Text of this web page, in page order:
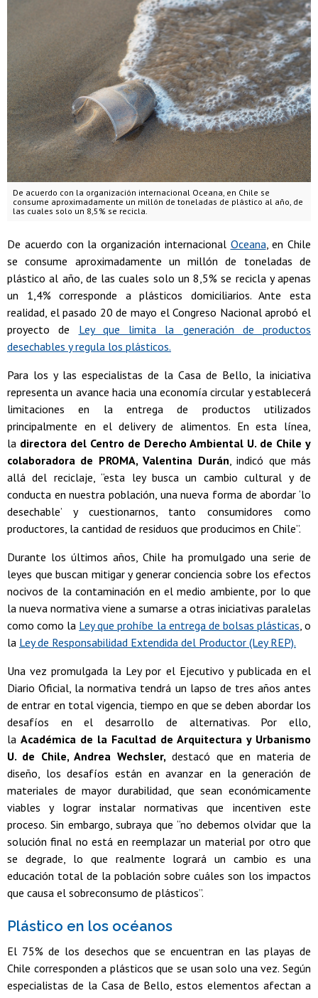
De acuerdo con la organización internacional Oceana, en Chile se
consume aproximadamente un millón de toneladas de plástico al año, de
las cuales solo un 8,5% se recicla.
De acuerdo con la organización internacional Oceana, en Chile
se consume aproximadamente un millón de toneladas de
plástico al año, de las cuales solo un 8,5% se recicla y apenas
un 1,4% corresponde a plásticos domiciliarios. Ante esta
realidad, el pasado 20 de mayo el Congreso Nacional aprobó el
proyecto de Ley que limita la generación de productos
desechables y regula los plásticos.
Para los y las especialistas de la Casa de Bello, la iniciativa
representa un avance hacia una economía circular y establecerá
limitaciones en la entrega de productos utilizados
principalmente en el delivery de alimentos. En esta línea,
la directora del Centro de Derecho Ambiental U. de Chile y
colaboradora de PROMA, Valentina Durán, indicó que más
allá del reciclaje, “esta ley busca un cambio cultural y de
conducta en nuestra población, una nueva forma de abordar ‘lo
desechable’ y cuestionarnos, tanto consumidores como
productores, la cantidad de residuos que producimos en Chile”.
Durante los últimos años, Chile ha promulgado una serie de
leyes que buscan mitigar y generar conciencia sobre los efectos
nocivos de la contaminación en el medio ambiente, por lo que
la nueva normativa viene a sumarse a otras iniciativas paralelas
como como la Ley que prohíbe la entrega de bolsas plásticas, o
la Ley de Responsabilidad Extendida del Productor (Ley REP).
Una vez promulgada la Ley por el Ejecutivo y publicada en el
Diario Oficial, la normativa tendrá un lapso de tres años antes
de entrar en total vigencia, tiempo en que se deben abordar los
desafíos en el desarrollo de alternativas. Por ello,
la Académica de la Facultad de Arquitectura y Urbanismo
U. de Chile, Andrea Wechsler,destacó que en materia de
diseño, los desafíos están en avanzar en la generación de
materiales de mayor durabilidad, que sean económicamente
viables y lograr instalar normativas que incentiven este
proceso. Sin embargo, subraya que “no debemos olvidar que la
solución final no está en reemplazar un material por otro que
se degrade, lo que realmente logrará un cambio es una
educación total de la población sobre cuáles son los impactos
que causa el sobreconsumo de plásticos”.
Plástico en los océanos
El 75% de los desechos que se encuentran en las playas de
Chile corresponden a plásticos que se usan solo una vez. Según
especialistas de la Casa de Bello, estos elementos afectan a